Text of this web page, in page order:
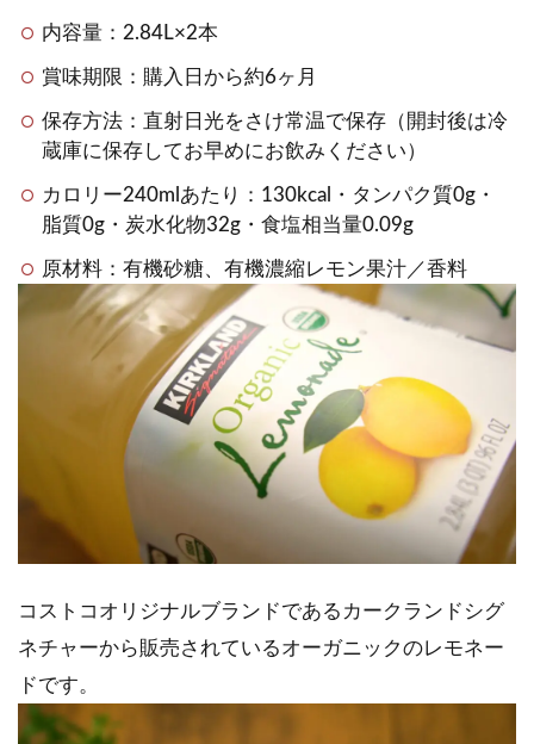
内容量：2.84L×2本
賞味期限：購入日から約6ヶ月
保存方法：直射日光をさけ常温で保存（開封後は冷
蔵庫に保存してお早めにお飲みください）
カロリー240mlあたり：130kcal・タンパク質0g・
脂質0g・炭水化物32g・食塩相当量0.09g
原材料：有機砂糖、有機濃縮レモン果汁／香料
コストコオリジナルブランドであるカークランドシグ
ネチャーから販売されているオーガニックのレモネー
ドです。